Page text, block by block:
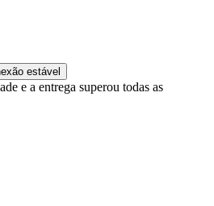
estável
e a entrega superou todas as